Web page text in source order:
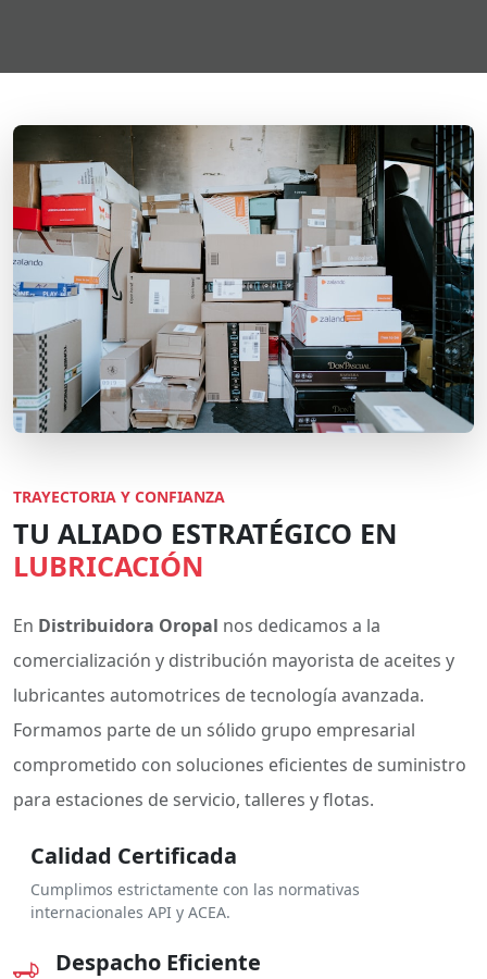
TRAYECTORIA Y CONFIANZA
TU ALIADO ESTRATÉGICO EN
LUBRICACIÓN
En Distribuidora Oropal nos dedicamos a la
comercialización y distribución mayorista de aceites y
lubricantes automotrices de tecnología avanzada.
Formamos parte de un sólido grupo empresarial
comprometido con soluciones eficientes de suministro
para estaciones de servicio, talleres y flotas.
Calidad Certificada
Cumplimos estrictamente con las normativas
internacionales API y ACEA.
Despacho Eficiente